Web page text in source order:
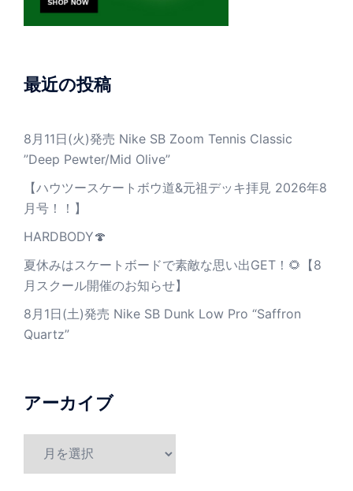
最近の投稿
8月11日(火)発売 Nike SB Zoom Tennis Classic
”Deep Pewter/Mid Olive”
【ハウツースケートボウ道&元祖デッキ拝見 2026年8
月号！！】
HARDBODY🍄
夏休みはスケートボードで素敵な思い出GET！🌻【8
月スクール開催のお知らせ】
8月1日(土)発売 Nike SB Dunk Low Pro “Saffron
Quartz”
アーカイブ